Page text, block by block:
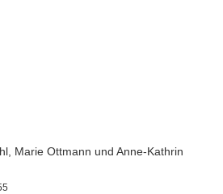
Marie Ottmann und Anne-Kathrin